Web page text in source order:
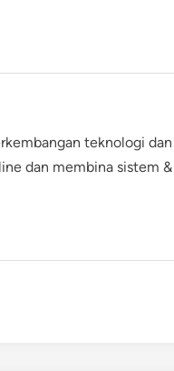
teknologi
dan membina sistem